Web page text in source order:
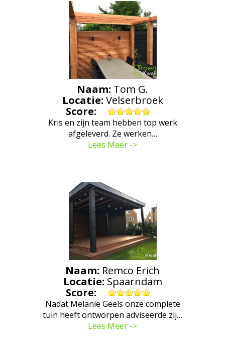
Naam: Tom G.
Locatie: Velserbroek
Score:
Kris en zijn team hebben top werk
afgeleverd. Ze werken…
Lees Meer ->
Naam: Remco Erich
Locatie: Spaarndam
Score:
Nadat Melanie Geels onze complete
tuin heeft ontworpen adviseerde zij…
Lees Meer ->